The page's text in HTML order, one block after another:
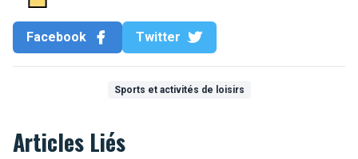
Facebook Twitter
Sports et activités de loisirs
Articles Liés